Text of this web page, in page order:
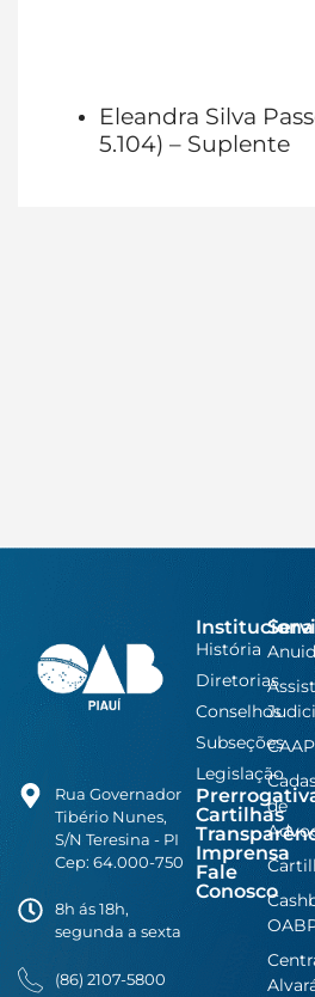
Eleandra Silva
5.104) – Suplente
Rua Governador
Tibério Nunes,
S/N Teresina - PI
Cep: 64.000-750
8h ás 18h,
segunda a sexta
(86) 2107-5800
História
Diretorias
Conselhos
Subseções
Legislação
Cartilhas
Imprensa
Fale
Conosco
de